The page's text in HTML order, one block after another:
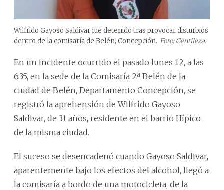
Wilfrido Gayoso Saldivar fue detenido tras provocar disturbios
dentro de la comisaría de Belén, Concepción. Foto: Gentileza.
En un incidente ocurrido el pasado lunes 12, a las
6:35, en la sede de la Comisaría 2ª Belén de la
ciudad de Belén, Departamento Concepción, se
registró la aprehensión de Wilfrido Gayoso
Saldivar, de 31 años, residente en el barrio Hípico
de la misma ciudad.
El suceso se desencadenó cuando Gayoso Saldivar,
aparentemente bajo los efectos del alcohol, llegó a
la comisaría a bordo de una motocicleta, de la